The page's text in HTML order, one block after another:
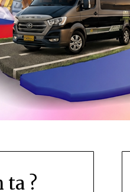
ta ?